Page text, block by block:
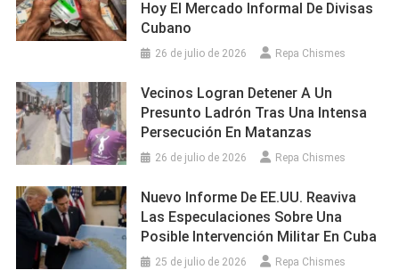
Hoy El Mercado Informal De Divisas
Cubano
26 de julio de 2026 Repa Chismes
Vecinos Logran Detener A Un
Presunto Ladrón Tras Una Intensa
Persecución En Matanzas
26 de julio de 2026 Repa Chismes
Nuevo Informe De EE.UU. Reaviva
Las Especulaciones Sobre Una
Posible Intervención Militar En Cuba
25 de julio de 2026 Repa Chismes